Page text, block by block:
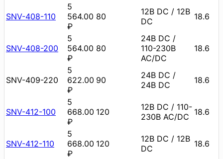
SNV-408-110
5
564.00
₽
80
12В DC / 12В
DC
18.6
SNV-408-200
5
564.00
₽
80
24В DC /
110-230В
AC/DC
18.6
SNV-409-220
5
622.00
₽
90
24В DC /
24В DC
18.6
SNV-412-100
5
668.00
₽
120
12В DC / 110-
230В AC/DC 18.6
SNV-412-110
5
668.00
₽
120
12В DC / 12В
DC
18.6